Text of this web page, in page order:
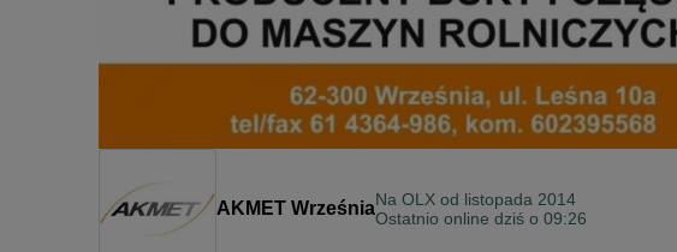
AKMET WrześniaNa OLX od listopada 2014
Ostatnio online dziś o 09:26